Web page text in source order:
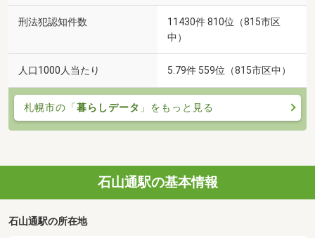
刑法犯認知件数
11430件 810位（815市区
中）
人口1000人当たり 5.79件 559位（815市区中）
札幌市の「暮らしデータ 」をもっと見る
石山通駅の基本情報
石山通駅の所在地